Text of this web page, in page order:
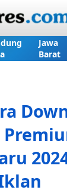
Jawa
Barat